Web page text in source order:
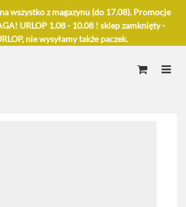
wszystko z magazynu (do 17.08). Promocje
URLOP 1.08 - 10.08 ! sklep zamknięty -
nie wysyłamy także paczek.